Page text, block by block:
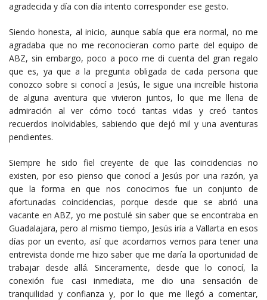
agradecida y día con día intento corresponder ese gesto.
Siendo honesta, al inicio, aunque sabía que era normal, no me
agradaba que no me reconocieran como parte del equipo de
ABZ, sin embargo, poco a poco me di cuenta del gran regalo
que es, ya que a la pregunta obligada de cada persona que
conozco sobre si conocí a Jesús, le sigue una increíble historia
de alguna aventura que vivieron juntos, lo que me llena de
admiración al ver cómo tocó tantas vidas y creó tantos
recuerdos inolvidables, sabiendo que dejó mil y una aventuras
pendientes.
Siempre he sido fiel creyente de que las coincidencias no
existen, por eso pienso que conocí a Jesús por una razón, ya
que la forma en que nos conocimos fue un conjunto de
afortunadas coincidencias, porque desde que se abrió una
vacante en ABZ, yo me postulé sin saber que se encontraba en
Guadalajara, pero al mismo tiempo, Jesús iría a Vallarta en esos
días por un evento, así que acordamos vernos para tener una
entrevista donde me hizo saber que me daría la oportunidad de
trabajar desde allá. Sinceramente, desde que lo conocí, la
conexión fue casi inmediata, me dio una sensación de
tranquilidad y confianza y, por lo que me llegó a comentar,